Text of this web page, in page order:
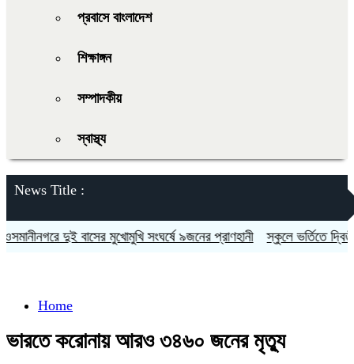
প্রবাসে বাংলাদেশ
শিক্ষাঙ্গন
সম্পাদকীয়
স্বাস্থ্য
News Title :
দুই বাসের মুখোমুখি সংঘর্ষে ৯জনের প্রাণহানী স্কুলে ভর্তিতে দ্বিতীয়-
Home
ভারতে করোনায় আরও ৩৪৬০ জনের মৃত্যু